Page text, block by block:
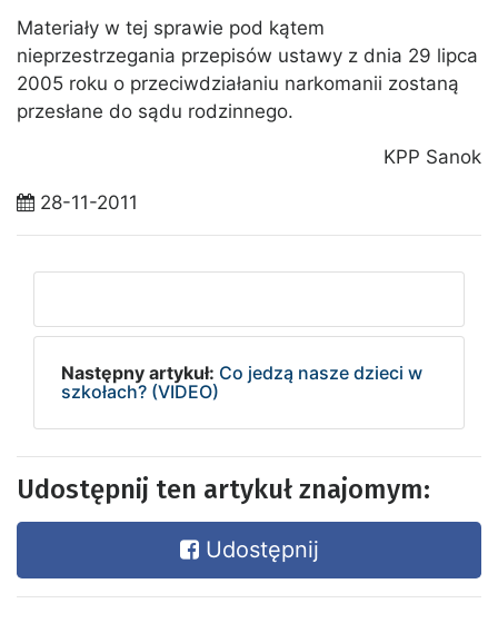
Materiały w tej sprawie pod kątem
nieprzestrzegania przepisów ustawy z dnia 29 lipca
2005 roku o przeciwdziałaniu narkomanii zostaną
przesłane do sądu rodzinnego.
KPP Sanok
28-11-2011
Następny artykuł: Co jedzą nasze dzieci w
szkołach? (VIDEO)
Udostępnij ten artykuł znajomym:
Udostępnij